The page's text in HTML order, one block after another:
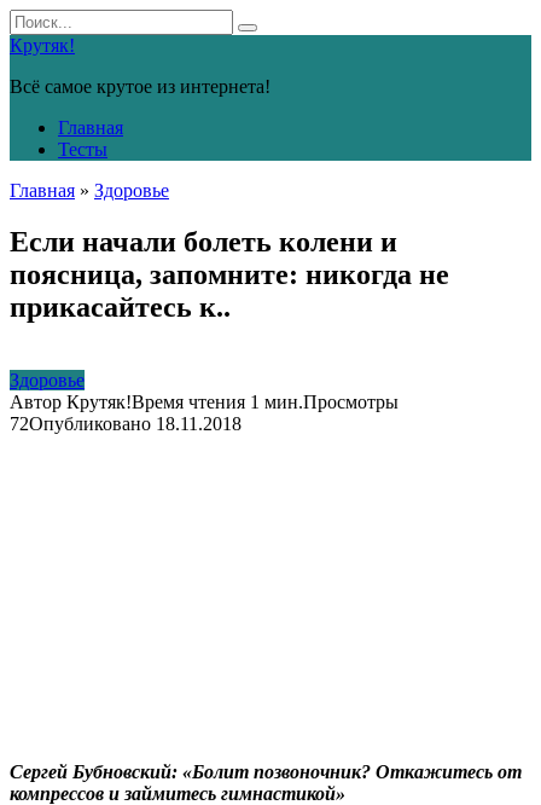
Перейти
к
контенту
Search
for:
Крутяк!
Всё самое крутое из интернета!
Главная
Тесты
Главная » Здоровье
Если начали болеть колени и
поясница, запомните: никогда не
прикасайтесь к..
Здоровье
Автор Крутяк!Время чтения 1 мин.Просмотры
72Опубликовано 18.11.2018
Сергей Бубновский: «Болит позвоночник? Откажитесь от
компрессов и займитесь гимнастикой»